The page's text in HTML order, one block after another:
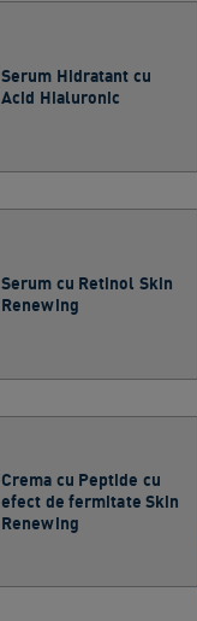
Serum Hidratant cu
Acid Hialuronic
Serum cu Retinol Skin
Renewing​
Crema cu Peptide cu
efect de fermitate Skin
Renewing